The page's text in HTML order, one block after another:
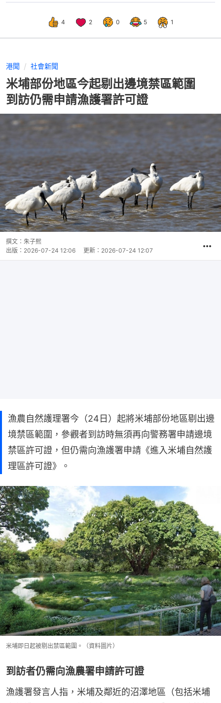
4 2 0 5 1
港聞 社會新聞
米埔部份地區今起剔出邊境禁區範圍
到訪仍需申請漁護署許可證
撰文： 朱子熙
出版： 2026-07-24 12:06 更新： 2026-07-24 12:07
漁農自然護理署今（24日）起將米埔部份地區剔出邊
境禁區範圍，參觀者到訪時無須再向警務署申請邊境
禁區許可證，但仍需向漁護署申請《進入米埔自然護
理區許可證》。
米埔即日起被剔出禁區範圍。（資料圖片）
到訪者仍需向漁農署申請許可證
漁護署發言人指，米埔及鄰近的沼澤地區（包括米埔